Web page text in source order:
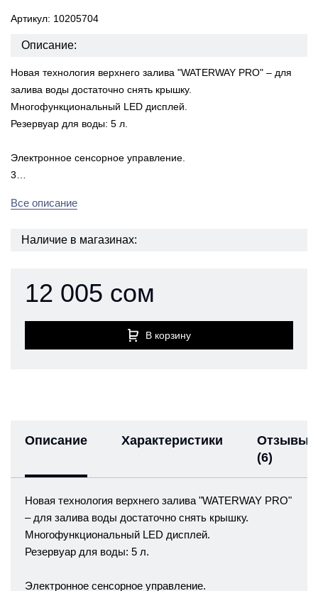
Артикул: 10205704
Описание:
Новая технология верхнего залива "WATERWAY PRO" – для
залива воды достаточно снять крышку.
Многофункциональный LED дисплей.
Резервуар для воды: 5 л.
Электронное сенсорное управление.
3…
Все описание
Наличие в магазинах:
12 005 сом
В корзину
Описание Характеристики
Отзывы
(6)
Новая технология верхнего залива "WATERWAY PRO"
– для залива воды достаточно снять крышку.
Многофункциональный LED дисплей.
Резервуар для воды: 5 л.
Электронное сенсорное управление.